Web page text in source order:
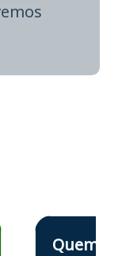
em
Estudante Elais
Quem